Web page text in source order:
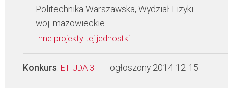
Politechnika Warszawska, Wydział Fizyki
woj. mazowieckie
Inne projekty tej jednostki
Konkurs: ETIUDA 3 - ogłoszony 2014-12-15